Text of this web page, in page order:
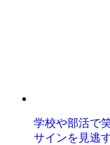
学校や部活で
サインを見逃